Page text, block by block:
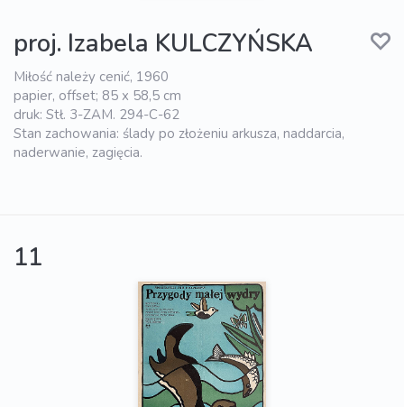
proj. Izabela KULCZYŃSKA
Miłość należy cenić, 1960
papier, offset; 85 x 58,5 cm
druk: Stł. 3-ZAM. 294-C-62
Stan zachowania: ślady po złożeniu arkusza, naddarcia,
naderwanie, zagięcia.
11